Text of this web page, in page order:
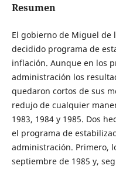
Resumen
El gobierno de Miguel de
decidido programa de
inflación. Aunque en los
administración los
quedaron cortos de sus
redujo de cualquier
1983, 1984 y 1985. Dos
el programa de
administración. Primero,
septiembre de 1985 y,